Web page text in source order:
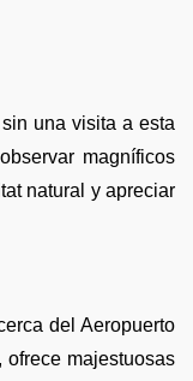
una visita a esta
magníficos
natural y apreciar
del Aeropuerto
majestuosas